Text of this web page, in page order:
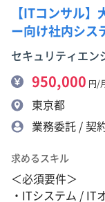
【ITコンサル】
ー向け社内シス
セキュリティエン
950,000 円/
東京都
業務委託 / 契
求めるスキル
＜必須要件＞
・ITシステム / IT